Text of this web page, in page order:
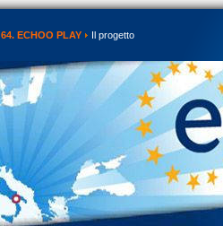
64. ECHOO PLAY Il progetto